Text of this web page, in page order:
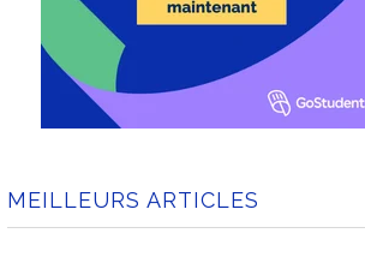
MEILLEURS ARTICLES